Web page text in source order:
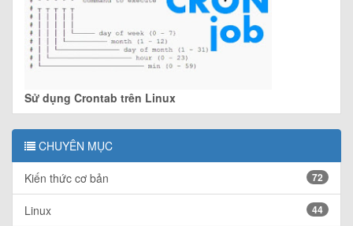
Sử dụng Crontab trên Linux
CHUYÊN MỤC
Kiến thức cơ bản 72
Linux 44